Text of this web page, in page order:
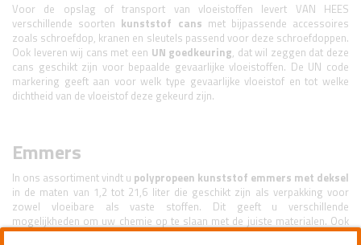
Voor de opslag of transport van vloeistoffen levert VAN HEES
verschillende soorten kunststof cans met bijpassende accessoires
zoals schroefdop, kranen en sleutels passend voor deze schroefdoppen.
Ook leveren wij cans met een UN goedkeuring, dat wil zeggen dat deze
cans geschikt zijn voor bepaalde gevaarlijke vloeistoffen. De UN code
markering geeft aan voor welk type gevaarlijke vloeistof en tot welke
dichtheid van de vloeistof deze gekeurd zijn.
Emmers
In ons assortiment vindt u polypropeen kunststof emmers met deksel
in de maten van 1,2 tot 21,6 liter die geschikt zijn als verpakking voor
zowel vloeibare als vaste stoffen. Dit geeft u verschillende
mogelijkheden om uw chemie op te slaan met de juiste materialen. Ook
levert VAN HEESemmers met tuitin kunststof en RVS emmers met een